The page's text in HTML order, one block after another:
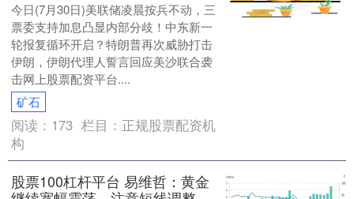
今日(7月30日)美联储凌晨按兵不动，三
票委支持加息凸显内部分歧！中东新一
轮报复循环开启？特朗普再次威胁打击
伊朗，伊朗代理人誓言回应美沙联合袭
击网上股票配资平台....
矿石
阅读： 173 栏目： 正规股票配资机
构
股票100杠杆平台 易维哲：黄金